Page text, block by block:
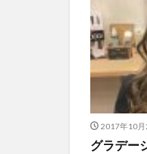
2017年10月
グラデー